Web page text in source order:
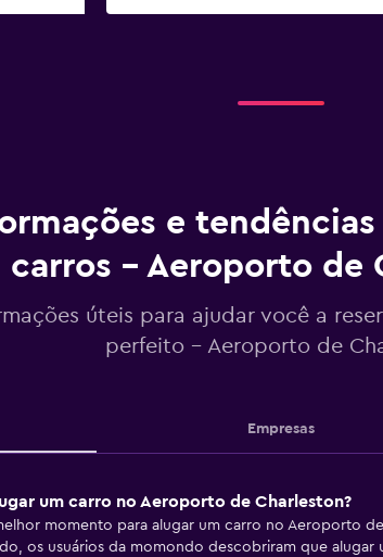
e
carros - Aeroporto de
úteis para ajudar você a
perfeito - Aeroporto de
Empresas
um carro no Aeroporto de Charleston?
momento para alugar um carro no Aeroporto
os usuários da momondo descobriram que